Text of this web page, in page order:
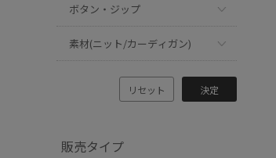
ボタン・ジップ
素材(ニット/カーディガン)
リセット 決定
販売タイプ